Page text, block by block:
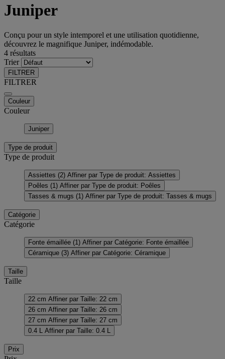
Juniper
Conçu pour un style intemporel et une utilisation quotidienne,
découvrez le magnifique Juniper, indémodable.
4 résultats
Trier
FILTRER
FILTRER
Couleur
Couleur
Juniper
Type de produit
Type de produit
Assiettes (2) Affiner par Type de produit: Assiettes
Poêles (1) Affiner par Type de produit: Poêles
Tasses & mugs (1) Affiner par Type de produit: Tasses & mugs
Catégorie
Catégorie
Fonte émaillée (1) Affiner par Catégorie: Fonte émaillée
Céramique (3) Affiner par Catégorie: Céramique
Taille
Taille
22 cm Affiner par Taille: 22 cm
26 cm Affiner par Taille: 26 cm
27 cm Affiner par Taille: 27 cm
0.4 L Affiner par Taille: 0.4 L
Prix